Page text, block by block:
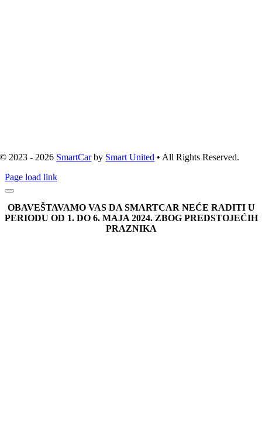
© 2023 - 2026 SmartCarby Smart United • All Rights Reserved.
Page load link
OBAVEŠTAVAMO VAS DA SMARTCAR NEĆE RADITI U
PERIODU OD 1. DO 6. MAJA 2024. ZBOG PREDSTOJEĆIH
PRAZNIKA